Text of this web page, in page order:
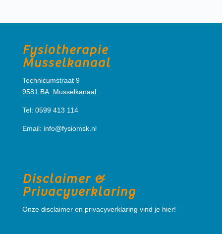
Fysiotherapie
Musselkanaal
Technicumstraat 9
9581 BA Musselkanaal
Tel: 0599 413 114
Email: info@fysiomsk.nl
Disclaimer &
Privacyverklaring
Onze disclaimer en privacyverklaring vind je hier!